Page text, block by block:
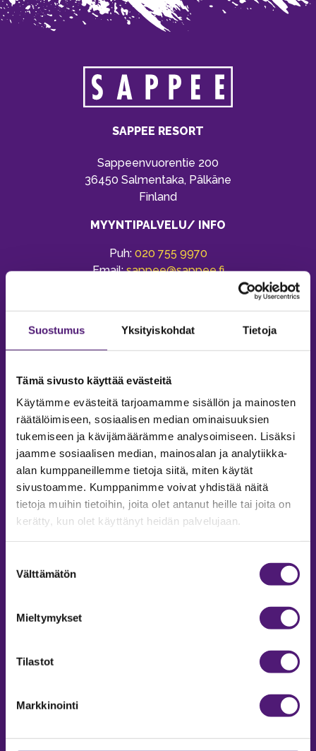
Suostumus Yksityiskohdat Tietoja
Tämä sivusto käyttää evästeitä
Käytämme evästeitä tarjoamamme sisällön ja mainosten
räätälöimiseen, sosiaalisen median ominaisuuksien
tukemiseen ja kävijämäärämme analysoimiseen. Lisäksi
jaamme sosiaalisen median, mainosalan ja analytiikka-
alan kumppaneillemme tietoja siitä, miten käytät
sivustoamme. Kumppanimme voivat yhdistää näitä
tietoja muihin tietoihin, joita olet antanut heille tai joita on
kerätty, kun olet käyttänyt heidän palvelujaan.
valinta
Välttämätön
Mieltymykset
Tilastot
Markkinointi
SAPPEE RESORT
Sappeenvuorentie 200
36450 Salmentaka, Pälkäne
Finland
MYYNTIPALVELU/ INFO
Puh: 020 755 9970
Email:sappee@sappee.fi
MAJOITUS
Tiedustelut & Varaukset
Vastuullisuus